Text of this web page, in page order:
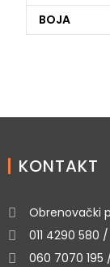
BOJA
KONTAKT
Obrenovački
011 4290 580
060 7070 195